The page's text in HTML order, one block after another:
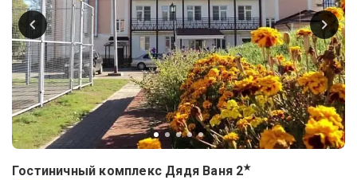
Гостиничный комплекс Дядя Ваня 2★